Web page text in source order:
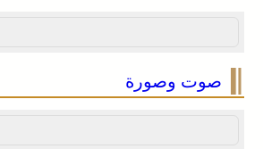
صوت وصورة